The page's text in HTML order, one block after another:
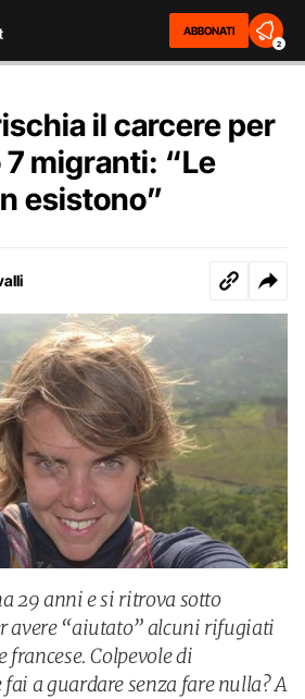
ABBONATI
2
il carcere per
migranti: “Le
esistono”
29 anni e si ritrova sotto
avere “aiutato” alcuni rifugiati
francese. Colpevole di
a guardare senza fare nulla? A